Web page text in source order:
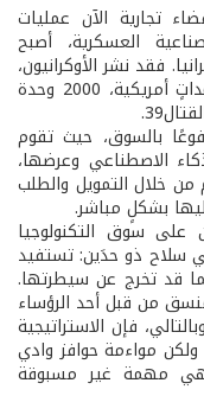
الآن عمليات
العسكرية، أصبح
فقد نشر الأوكرانيون،
بتمويلٍ من سبيس إكس أولًا، والآن بمساعداتٍ أمريكية، 2000 وحدة
بالسوق، حيث تقوم
الاصطناعي وعرضها،
من خلال التمويل والطلب
بشكلٍ مباشر.
على سوق التكنولوجيا
هي سلاح ذو حدَين: تستفيد
قد تخرج عن سيطرتها.
من قبل أحد الرؤساء
فإن الاستراتيجية
ولكن مواءمة حوافز وادي
مهمة غير مسبوقة